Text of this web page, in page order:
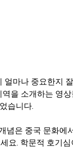
얼마나 중요한지
을 소개하는 영
습니다.
념은 중국 문화에
요. 학문적 호기